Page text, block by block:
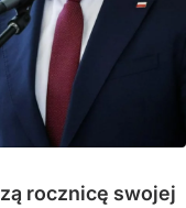
rocznicę swojej